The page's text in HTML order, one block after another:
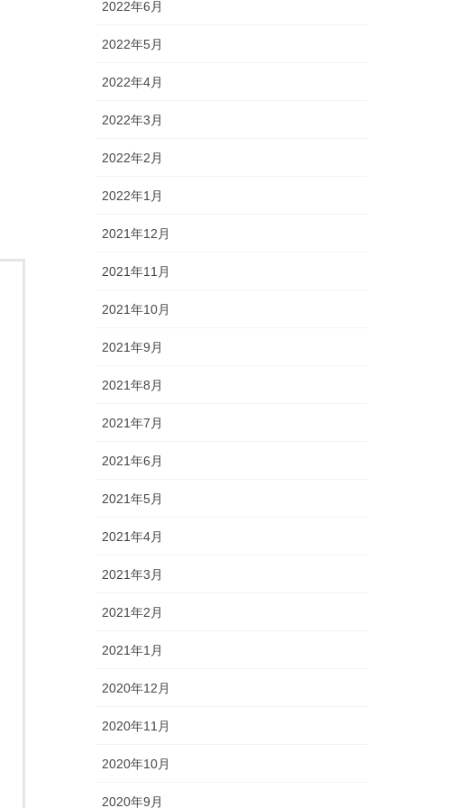
2022年6月
2022年5月
2022年4月
2022年3月
2022年2月
2022年1月
2021年12月
2021年11月
2021年10月
2021年9月
2021年8月
2021年7月
2021年6月
2021年5月
2021年4月
2021年3月
2021年2月
2021年1月
2020年12月
2020年11月
2020年10月
2020年9月